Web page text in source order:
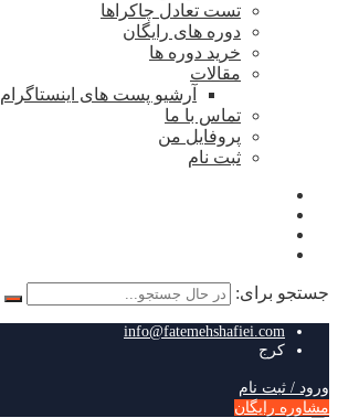
تست تعادل چاکراها
دوره های رایگان
خرید دوره ها
مقالات
آرشیو پست های اینستاگرام
تماس با ما
پروفایل من
ثبت نام
جستجو برای:
info@fatemehshafiei.com
کرج
ورود / ثبت نام
مشاوره رایگان